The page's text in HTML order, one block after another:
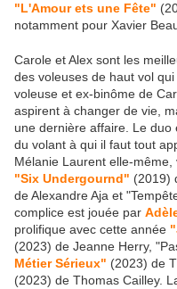
"L'Amour ets une Fête"
notamment pour Xavier
Carole et Alex sont les
des voleuses de haut vol
voleuse et ex-binôme de
aspirent à changer de vie,
une dernière affaire. Le
du volant à qui il faut tout
Mélanie Laurent elle-
"Six Undergournd" (2019)
de Alexandre Aja et
complice est jouée par
prolifique avec cette année
(2023) de Jeanne Herry,
Métier Sérieux" (2023) de
(2023) de Thomas Cailley.